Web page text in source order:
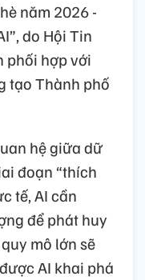
năm 2026 -
do Hội Tin
phối hợp với
tạo Thành phố
hệ giữa dữ
đoạn “thích
tế, AI cần
để phát huy
mô lớn sẽ
AI khai phá